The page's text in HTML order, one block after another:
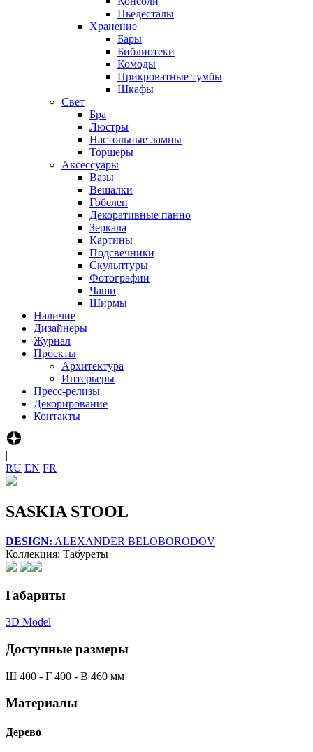
Пьедесталы
Хранение
Бары
Библиотеки
Комоды
Прикроватные тумбы
Шкафы
Свет
Бра
Люстры
Настольные лампы
Торшеры
Аксессуары
Вазы
Вешалки
Гобелен
Декоративные панно
Зеркала
Картины
Подсвечники
Скульптуры
Фотографии
Чаши
Ширмы
Наличие
Дизайнеры
Журнал
Проекты
Архитектура
Интерьеры
Пресс-релизы
Декорирование
Контакты
|
R‍U E‍N F‍R
SASKIA STOOL
DESIGN: ALEXANDER BELOBORODOV
Коллекция: Табуреты
Габариты
3D Model
Доступные размеры
Ш 400 - Г 400 - В 460 мм
Материалы
Дерево